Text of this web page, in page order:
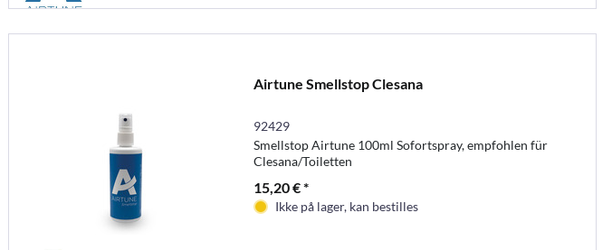
Airtune Smellstop Clesana
92429
Smellstop Airtune 100ml Sofortspray, empfohlen für
Clesana/Toiletten
15,20 € *
Ikke på lager, kan bestilles